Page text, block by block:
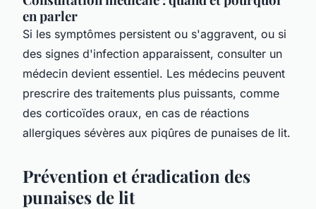
en parler
Si les symptômes persistent ou s'aggravent, ou si
des signes d'infection apparaissent, consulter un
médecin devient essentiel. Les médecins peuvent
prescrire des traitements plus puissants, comme
des corticoïdes oraux, en cas de réactions
allergiques sévères aux piqûres de punaises de lit.
Prévention et éradication des
punaises de lit